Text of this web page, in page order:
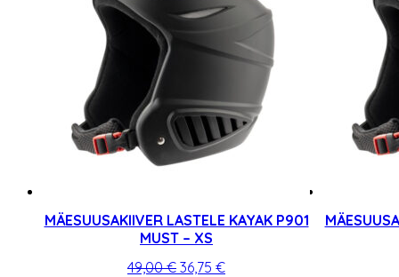
MÄESUUSAKIIVER LASTELE KAYAK P901
MUST – XS
49,00€ Algne
36,75 €Praegune